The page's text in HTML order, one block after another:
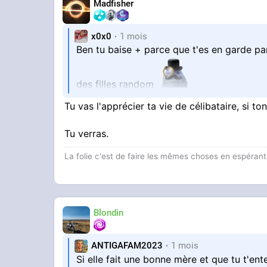
Madfisher
x0x0 1 mois
Ben tu baise + parce que t'es en garde
des filles random
Mais déjà ton compte en banque se fait
papiers pour avoir un appart
Ma relation avec mon ex c'est juste de
temps (mais elle par contre elle a meme
Et encore j'ai de la chance car tout s'est
Tu vas l'apprécier ta vie de célibataire, si
Tu verras.
La folie c'est de faire les mêmes choses en
Blondin
ANTIGAFAM2023 1 mois
Si elle fait une bonne mère et que tu